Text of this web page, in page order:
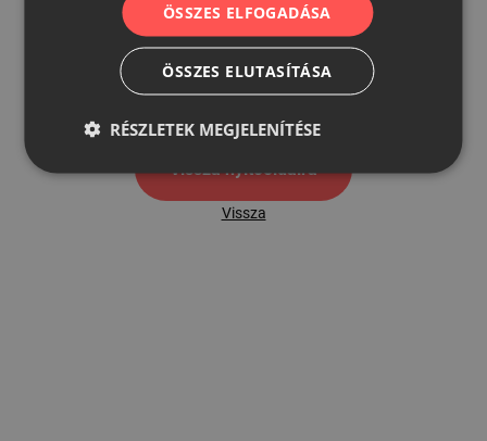
500
Vissza nyítóoldalra
Vissza
ÖSSZES ELFOGADÁSA
ÖSSZES ELUTASÍTÁSA
RÉSZLETEK MEGJELENÍTÉSE